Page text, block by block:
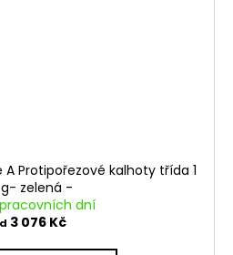
A Protipořezové kalhoty třída 1
zelená -
pracovních dní
3 076 Kč